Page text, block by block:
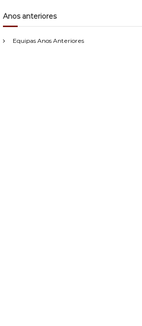
Anos anteriores
Equipas Anos Anteriores